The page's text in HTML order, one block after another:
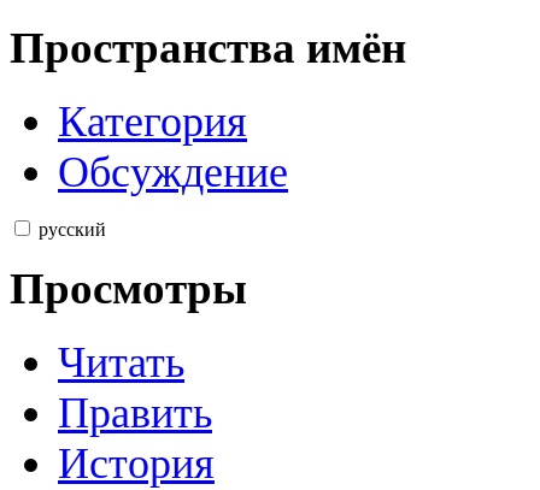
Пространства имён
Категория
Обсуждение
русский
Просмотры
Читать
Править
История